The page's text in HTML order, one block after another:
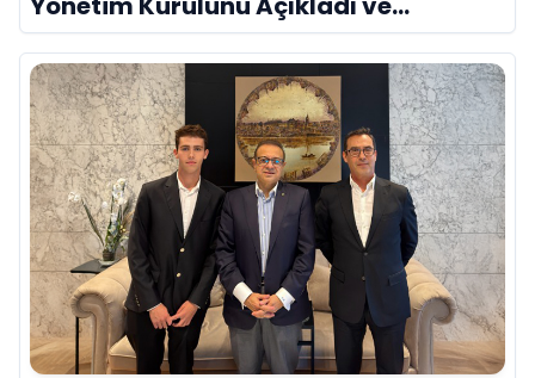
Savunma Sanayinde Küresel Vizyon
Vurgusu